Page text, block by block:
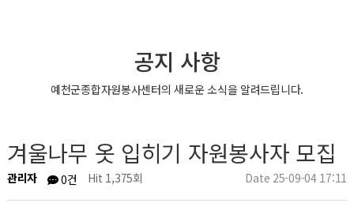
공지 사항
예천군종합자원봉사센터의 새로운 소식을 알려드립니다.
겨울나무 옷 입히기 자원봉사자 모집
관리자 0건 Hit 1,375회 Date 25-09-04 17:11